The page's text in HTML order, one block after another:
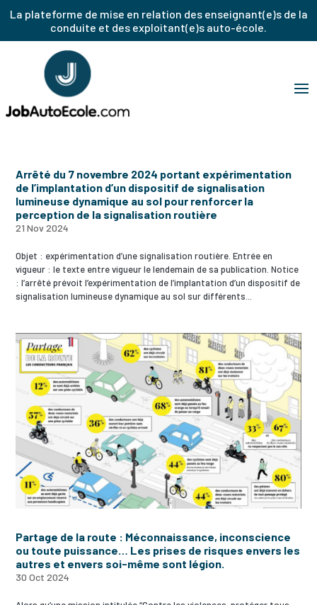
La plateforme de mise en relation des enseignant(e)s de la
conduite et des exploitant(e)s auto-école.
Arrêté du 7 novembre 2024 portant expérimentation
de l’implantation d’un dispositif de signalisation
lumineuse dynamique au sol pour renforcer la
perception de la signalisation routière
21 Nov 2024
Objet : expérimentation d’une signalisation routière. Entrée en
vigueur : le texte entre vigueur le lendemain de sa publication. Notice
: l’arrêté prévoit l’expérimentation de l’implantation d’un dispositif de
signalisation lumineuse dynamique au sol sur différents...
Partage de la route : Méconnaissance, inconscience
ou toute puissance… Les prises de risques envers les
autres et envers soi-même sont légion.
30 Oct 2024